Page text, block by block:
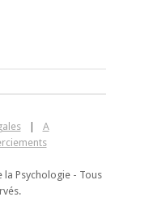
A
Psychologie - Tous